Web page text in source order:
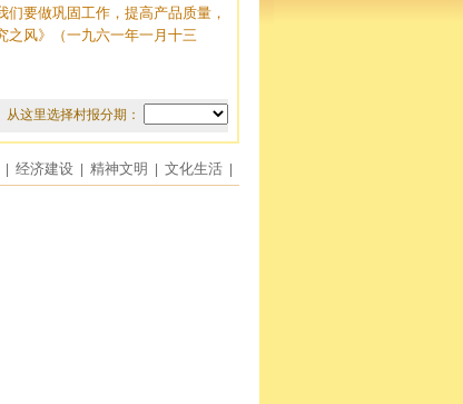
要做巩固工作，提高产品质量，
之风》（一九六一年一月十三
从这里选择村报分期：
经济建设| 精神文明 文化生活|